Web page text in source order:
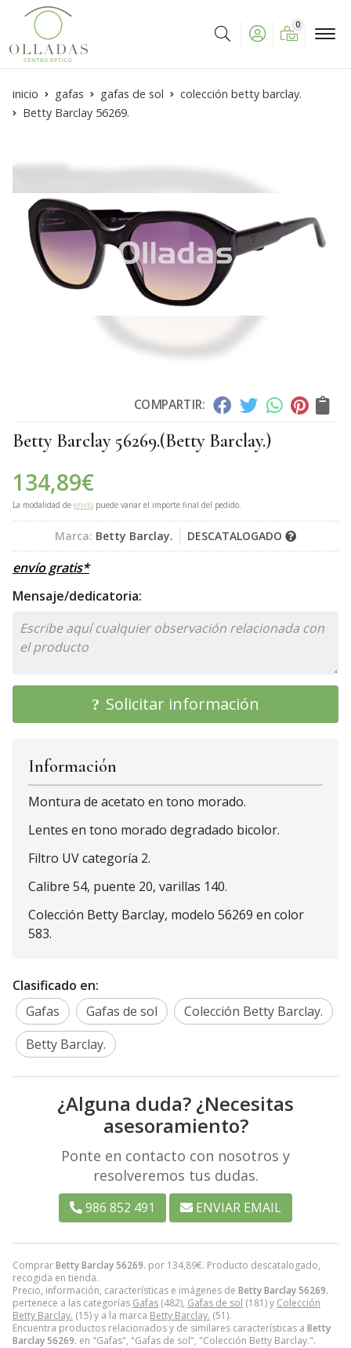
Buscar
0
inicio gafas gafas de sol
colección betty barclay.
Betty Barclay 56269.
COMPARTIR:
Betty Barclay 56269.(Betty Barclay.)
134,89€
La modalidad de envío puede variar el importe final del pedido.
Marca: Betty Barclay. DESCATALOGADO
envío gratis*
Mensaje/dedicatoria:
Solicitar información
ComprarBetty Barclay 56269. por 134,89€. Producto descatalogado,
recogida en tienda.
Precio, información, características e imágenes de Betty Barclay 56269.
pertenece a las categorías Gafas (482), Gafas de sol (181) y Colección
Betty Barclay. (15) y a la marca Betty Barclay. (51).
Encuentra productos relacionados y de similares características a Betty
Barclay 56269. en "Gafas", "Gafas de sol", "Colección Betty Barclay.".
Información
Montura de acetato en tono morado.
Lentes en tono morado degradado bicolor.
Filtro UV categoría 2.
Calibre 54, puente 20, varillas 140.
Colección Betty Barclay, modelo 56269 en color
583.
Clasificado en:
Gafas
Gafas de sol
Colección Betty Barclay.
Betty Barclay.
¿Alguna duda? ¿Necesitas
asesoramiento?
Ponte en contacto con nosotros y
resolveremos tus dudas.
986 852 491 ENVIAR EMAIL